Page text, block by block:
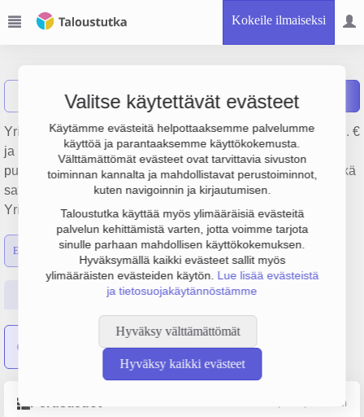
Kokeile ilmaiseksi
Valitse käytettävät evästeet
Käytämme evästeitä helpottaaksemme palvelumme
käyttöä ja parantaaksemme käyttökokemusta.
Välttämättömät evästeet ovat tarvittavia sivuston
toiminnan kannalta ja mahdollistavat perustoiminnot,
kuten navigoinnin ja kirjautumisen.
Taloustutka käyttää myös ylimääräisiä evästeitä
palvelun kehittämistä varten, jotta voimme tarjota
sinulle parhaan mahdollisen käyttökokemuksen.
Hyväksymällä kaikki evästeet sallit myös
ylimääräisten evästeiden käytön. Lue lisää evästeistä
ja tietosuojakäytännöstämme
Hyväksy välttämättömät
Hyväksy kaikki evästeet
Näytä haku Elisa Oyj Raportit
Yrityksen Elisa Oyj liikevaihto on 1.8 mrd. €, tulos 416.2 milj. €
ja henkilöstömäärä 3240. Sen päätoimiala on Kiinteän
puhelinverkon ja langattoman verkon hallinta ja palvelut sekä
satelliittiviestintä, perustamisvuosi 1978 ja sijainti Helsinki.
Yrityksen yhtiömuoto Julkinen osakeyhtiö (OYJ).
Emon luvut Konsernin luvut
Tilinpäätösluvut Päättäjätiedot
on sulautunut yritykseen Elisa Oyj
Lähde: YTJ, PRH, Traficom